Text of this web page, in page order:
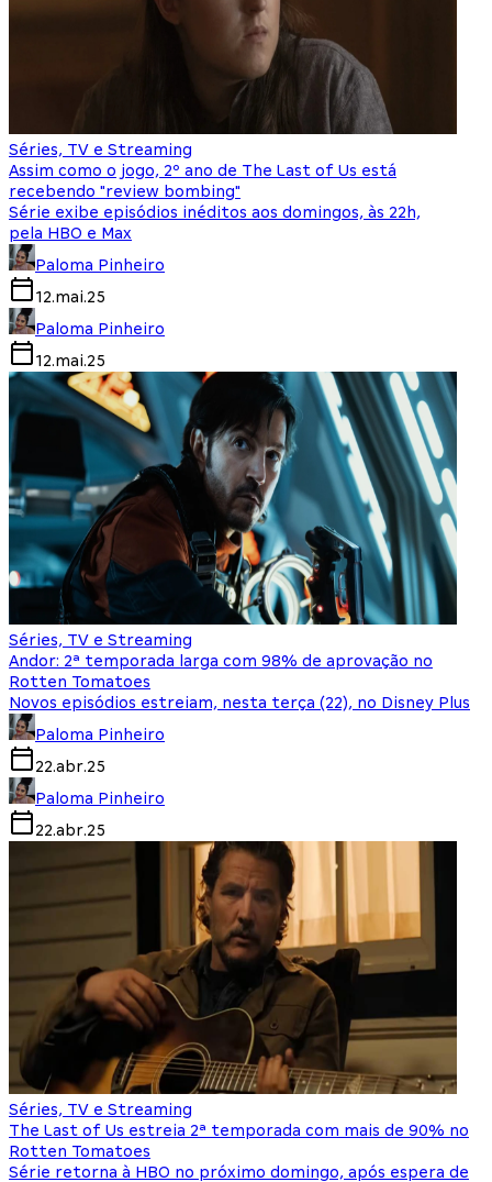
Séries, TV e Streaming
Assim como o jogo, 2º ano de The Last of Us está
recebendo "review bombing"
Série exibe episódios inéditos aos domingos, às 22h,
pela HBO e Max
Paloma Pinheiro
12.mai.25
Paloma Pinheiro
12.mai.25
Séries, TV e Streaming
Andor: 2ª temporada larga com 98% de aprovação no
Rotten Tomatoes
Novos episódios estreiam, nesta terça (22), no Disney Plus
Paloma Pinheiro
22.abr.25
Paloma Pinheiro
22.abr.25
Séries, TV e Streaming
The Last of Us estreia 2ª temporada com mais de 90% no
Rotten Tomatoes
Série retorna à HBO no próximo domingo, após espera de